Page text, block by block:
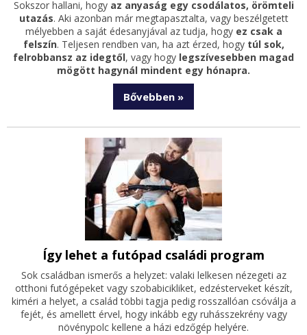
Sokszor hallani, hogy az anyaság egy csodálatos, örömteli
utazás. Aki azonban már megtapasztalta, vagy beszélgetett
mélyebben a saját édesanyjával az tudja, hogy ez csak a
felszín. Teljesen rendben van, ha azt érzed, hogy túl sok,
felrobbansz az idegtől, vagy hogy legszívesebben magad
mögött hagynál mindent egy hónapra.
Bővebben »
Így lehet a futópad családi program
Sok családban ismerős a helyzet: valaki lelkesen nézegeti az
otthoni futógépeket vagy szobabicikliket, edzésterveket készít,
kiméri a helyet, a család többi tagja pedig rosszallóan csóválja a
fejét, és amellett érvel, hogy inkább egy ruhásszekrény vagy
növénypolc kellene a házi edzőgép helyére.